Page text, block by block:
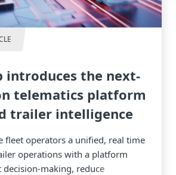
introduces the next-
telematics platform
trailer intelligence
fleet operators a unified, real time
operations with a platform
reduce